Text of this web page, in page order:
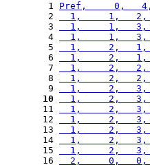
1 Pref,     0,
2
1,     1,   2,
3
1,     1,   3,
4
1,     1,   3,
5
1,     2,   1,
6
1,     2,   1,
7
1,     2,   2,
8
1,     2,   2,
9
1,     2,   3,
10
1,     2,   3,
11
1,     2,   3,
12
1,     2,   3,
13
1,     2,   3,
14
1,     2,   3,
15
1,     2,   3,
16
2,     0,   0,